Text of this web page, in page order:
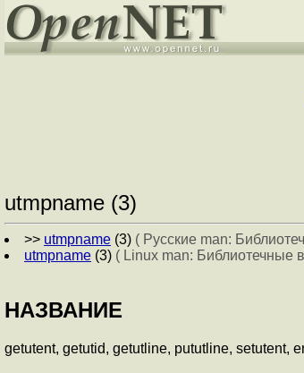
utmpname (3)
>> utmpname (3) ( Русские man:
utmpname (3) ( Linux man: Библиотечные
НАЗВАНИЕ
getutent, getutid, getutline, pututline, setutent,